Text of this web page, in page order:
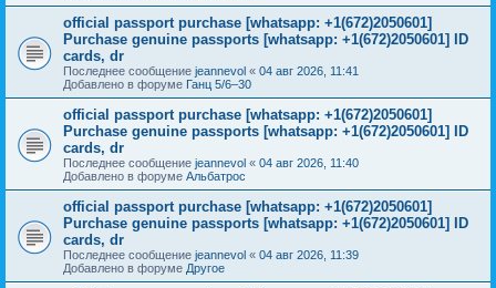
official passport purchase [whatsapp: +1(672)2050601]
Purchase genuine passports [whatsapp: +1(672)2050601] ID
cards, dr
Последнее сообщение jeannevol « 04 авг 2026, 11:41
Добавлено в форуме Ганц 5/6–30
official passport purchase [whatsapp: +1(672)2050601]
Purchase genuine passports [whatsapp: +1(672)2050601] ID
cards, dr
Последнее сообщение jeannevol « 04 авг 2026, 11:40
Добавлено в форуме Альбатрос
official passport purchase [whatsapp: +1(672)2050601]
Purchase genuine passports [whatsapp: +1(672)2050601] ID
cards, dr
Последнее сообщение jeannevol « 04 авг 2026, 11:39
Добавлено в форуме Другое